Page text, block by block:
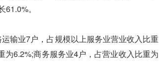
。
输业7户，占规模以上服务业营业收入比重
6.2%;商务服务业4户，占营业收入比重为